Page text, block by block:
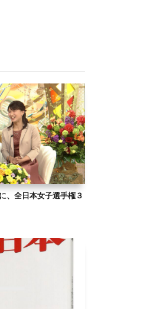
、全日本女子選手権３